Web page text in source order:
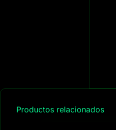
Productos relacionados